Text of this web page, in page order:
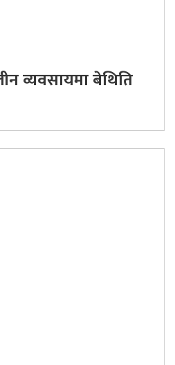
व्यवसायमा बेथिति